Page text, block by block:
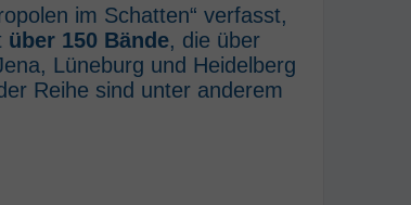
im Schatten“ verfasst,
über 150 Bände, die über
Lüneburg und Heidelberg
Reihe sind unter anderem